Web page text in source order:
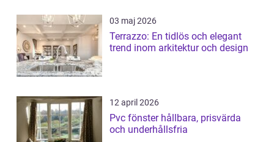
03 maj 2026
Terrazzo: En tidlös och elegant
trend inom arkitektur och design
12 april 2026
Pvc fönster hållbara, prisvärda
och underhållsfria